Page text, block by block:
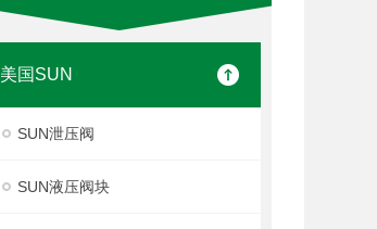
美国SUN
SUN泄压阀
SUN液压阀块